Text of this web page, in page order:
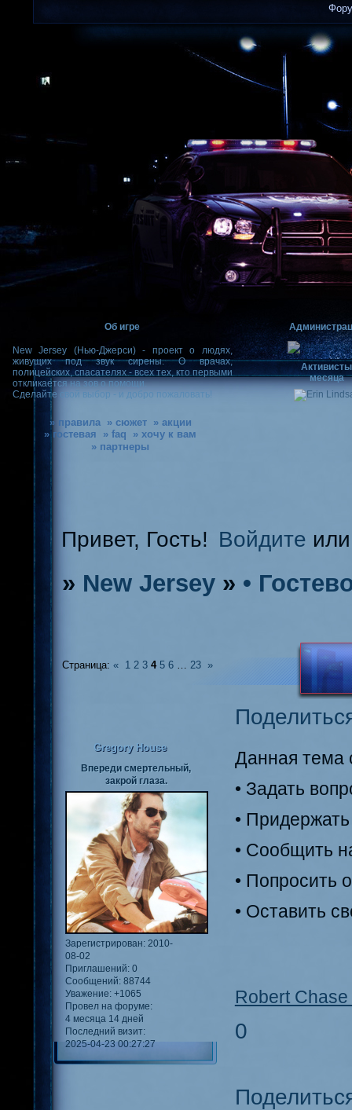
Об игре
New Jersey (Нью-Джерси) - проект о людях,
живущих под звук сирены. О врачах,
полицейских, спасателях - всех тех, кто первыми
откликается на зов о помощи.
Сделайте свой выбор - и добро пожаловать!
» правила » сюжет
» акции
» гостевая
» faq
» хочу к вам
» партнеры
Активисты
месяца
Привет, Гость! Войдите
» New Jersey » •
Страница: « 1 2 3 4 5 6 … 23 »
Gregory House
Впереди смертельный,
закрой глаза.
Зарегистрирован: 2010-
08-02
Приглашений: 0
Сообщений: 88744
Уважение: +1065
Провел на форуме:
4 месяца 14 дней
Последний визит:
2025-04-23 00:27:27
Данная тема
• Задать
•
• Сообщить
• Попросить
• Оставить
Robert
0